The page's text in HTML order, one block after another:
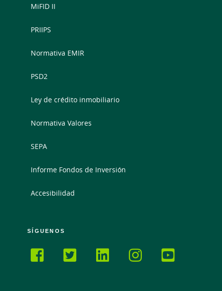
MiFID II
PRIIPS
Normativa EMIR
PSD2
Ley de crédito inmobiliario
Normativa Valores
SEPA
Informe Fondos de Inversión
Accesibilidad
SÍGUENOS